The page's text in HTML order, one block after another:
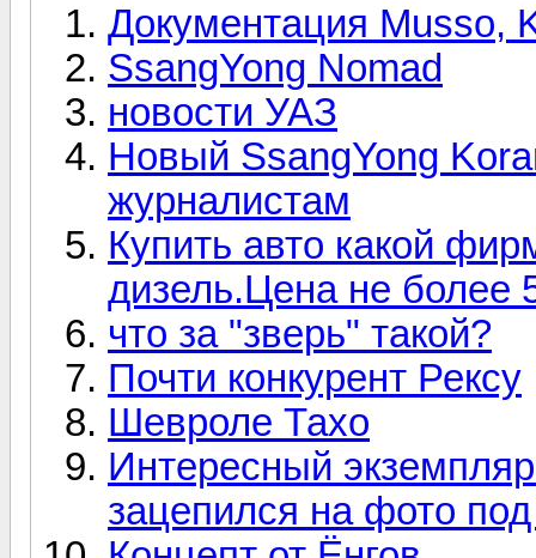
Документация Musso,
SsangYong Nomad
новости УАЗ
Новый SsangYong
журналистам
Купить авто какой
дизель.Цена не более
что за "зверь" такой?
Почти конкурент Рексу
Шевроле Тахо
Интересный
зацепился на фото